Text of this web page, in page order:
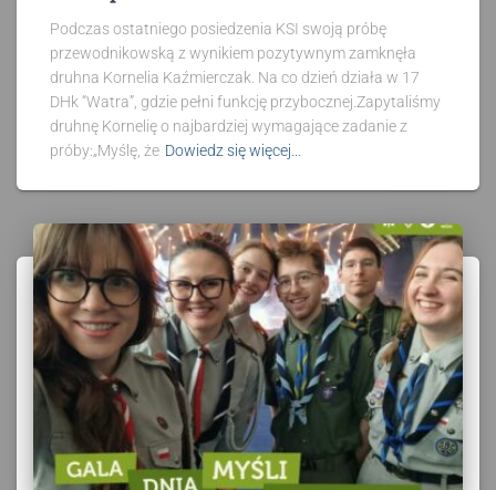
Podczas ostatniego posiedzenia KSI swoją próbę
przewodnikowską z wynikiem pozytywnym zamknęła
druhna Kornelia Kaźmierczak. Na co dzień działa w 17
DHk “Watra”, gdzie pełni funkcję przybocznej.Zapytaliśmy
druhnę Kornelię o najbardziej wymagające zadanie z
próby:„Myślę, że Dowiedz się więcej…